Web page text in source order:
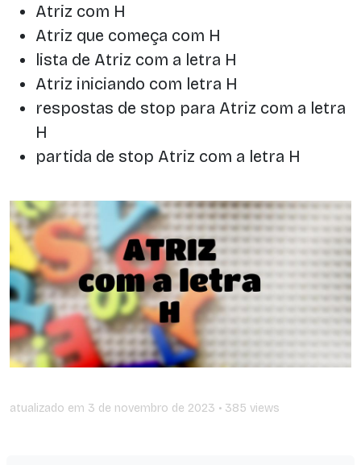
Atriz com H
Atriz que começa com H
lista de Atriz com a letra H
Atriz iniciando com letra H
respostas de stop para Atriz com a letra
H
partida de stop Atriz com a letra H
atualizado em 3 de novembro de 2023 • 385 views